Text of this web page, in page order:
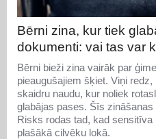
Bērni zina, kur tiek
dokumenti: vai tas var
Bērni bieži zina vairāk par
pieaugušajiem šķiet. Viņi
skaidru naudu, kur noliek
glabājas pases. Šīs
Risks rodas tad, kad sensitīva
plašākā cilvēku lokā.